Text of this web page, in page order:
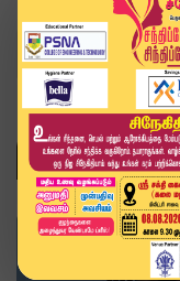
Home உலகம்
உலகம்
உலகம்